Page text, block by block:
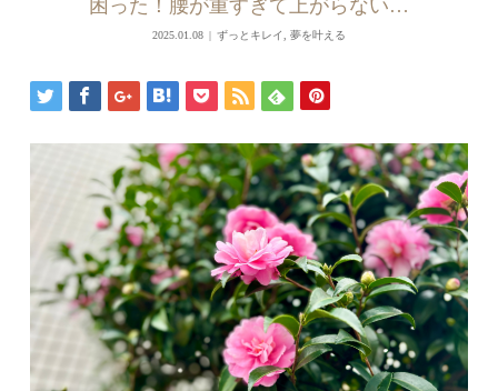
困った！腰が重すぎて上がらない…
2025.01.08 ずっとキレイ, 夢を叶える